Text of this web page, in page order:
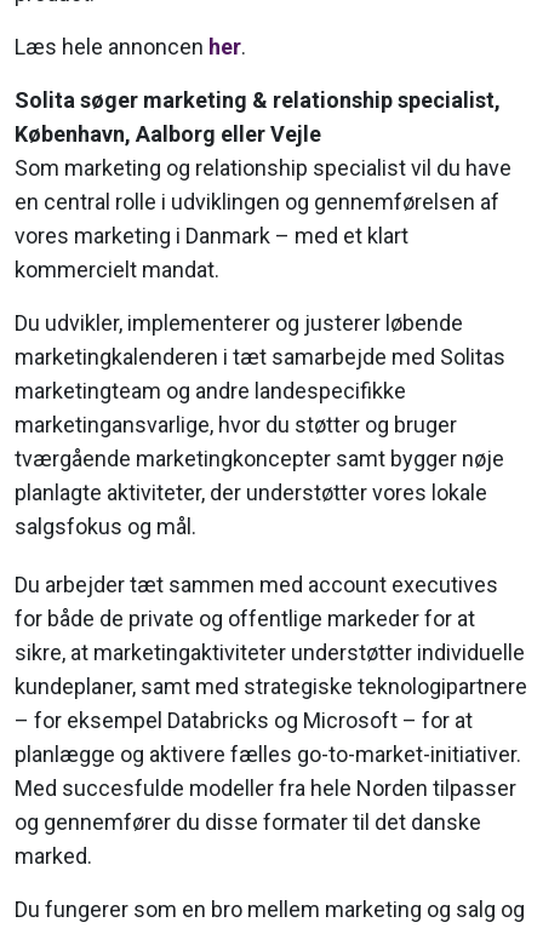
Læs hele annoncen her.
Solita søger marketing & re­la­tions­hip spe­ci­a­list,
København, Aalborg eller Vejle
Som marketing og relationship specialist vil du have
en central rolle i udviklingen og gennemførelsen af
vores marketing i Danmark – med et klart
kommercielt mandat.
Du udvikler, implementerer og justerer løbende
marketingkalenderen i tæt samarbejde med Solitas
marketingteam og andre landespecifikke
marketingansvarlige, hvor du støtter og bruger
tværgående marketingkoncepter samt bygger nøje
planlagte aktiviteter, der understøtter vores lokale
salgsfokus og mål.
Du arbejder tæt sammen med account executives
for både de private og offentlige markeder for at
sikre, at marketingaktiviteter understøtter individuelle
kundeplaner, samt med strategiske teknologipartnere
– for eksempel Databricks og Microsoft – for at
planlægge og aktivere fælles go-to-market-initiativer.
Med succesfulde modeller fra hele Norden tilpasser
og gennemfører du disse formater til det danske
marked.
Du fungerer som en bro mellem marketing og salg og